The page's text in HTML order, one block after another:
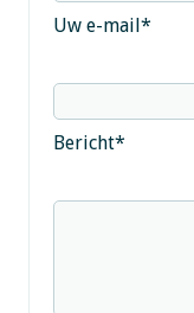
Uw e-mail*
Bericht*